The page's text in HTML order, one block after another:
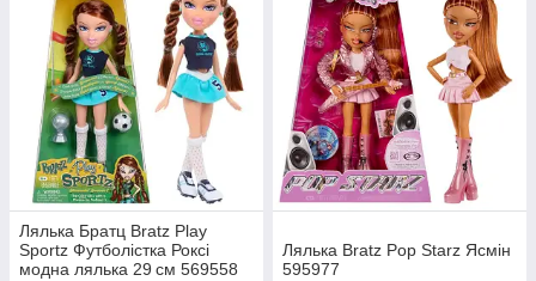
Лялька Братц Bratz Play
Sportz Футболістка Роксі
модна лялька 29 см 569558
Лялька Bratz Pop Starz Ясмін
595977